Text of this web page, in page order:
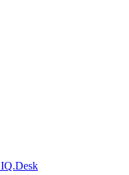
IQ.Desk